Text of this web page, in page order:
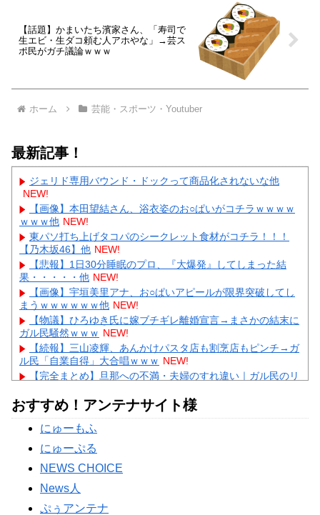
【話題】かまいたち濱家さん、「寿司で
生エビ・生ダコ頼む人アホやな」→芸ス
ポ民がガチ議論ｗｗｗ
ホーム 芸能・スポーツ・Youtuber
最新記事！
ジェリド専用バウンド・ドックって商品化されないな他
NEW!
【画像】本田望結さん、浴衣姿のお○ぱいがコチラｗｗｗｗ
ｗｗｗ他 NEW!
東パソ打ち上げタコパのシークレット食材がコチラ！！！
【乃木坂46】他 NEW!
【悲報】1日30分睡眠のプロ、『大爆発』してしまった結
果・・・・・他 NEW!
【画像】宇垣美里アナ、お○ぱいアピールが限界突破してし
まうｗｗｗｗｗｗ他 NEW!
【物議】ひろゆき氏に嫁ブチギレ離婚宣言→まさかの結末に
ガル民騒然ｗｗｗ NEW!
【続報】三山凌輝、あんかけパスタ店も割烹店もピンチ→ガ
ル民「自業自得」大合唱ｗｗｗ NEW!
【完全まとめ】旦那への不満・夫婦のすれ違い｜ガル民のリ
【驚愕】及川光博57歳で再婚発表→まさかのデキ婚にガル民
「57の方が衝撃」ｗｗｗ NEW!
【衝撃】巨人・高梨雄平にお泊まり不倫愛報道→ガル民「紳
士たれ」総ツッコミｗｗｗ
Powered by livedoor 相互RSS
おすすめ！アンテナサイト様
にゅーもふ
にゅーぷる
NEWS CHOICE
News人
ぷぅアンテナ